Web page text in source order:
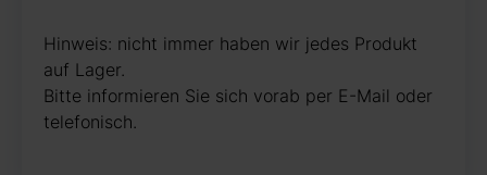
Hinweis: nicht immer haben wir jedes Produkt
auf Lager.
Bitte informieren Sie sich vorab per E-Mail oder
telefonisch.